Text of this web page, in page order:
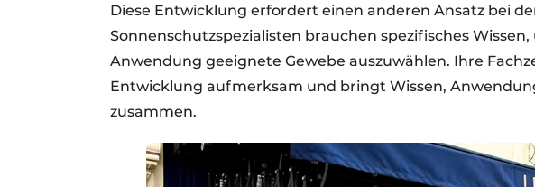
Diese Entwicklung erfordert einen anderen Ansatz bei
Sonnenschutzspezialisten brauchen spezifisches
Anwendung geeignete Gewebe auszuwählen. Ihre
Entwicklung aufmerksam und bringt Wissen,
zusammen.